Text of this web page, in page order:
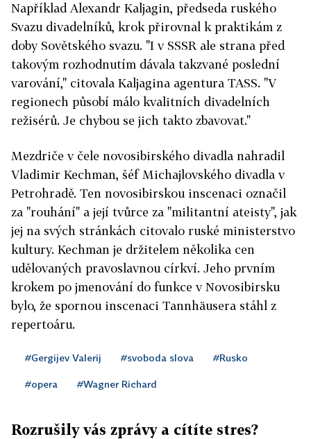
Například Alexandr Kaljagin, předseda ruského
Svazu divadelníků, krok přirovnal k praktikám z
doby Sovětského svazu. "I v SSSR ale strana před
takovým rozhodnutím dávala takzvané poslední
varování," citovala Kaljagina agentura TASS. "V
regionech působí málo kvalitních divadelních
režisérů. Je chybou se jich takto zbavovat."
Mezdriče v čele novosibirského divadla nahradil
Vladimir Kechman, šéf Michajlovského divadla v
Petrohradě. Ten novosibirskou inscenaci označil
za "rouhání" a její tvůrce za "militantní ateisty", jak
jej na svých stránkách citovalo ruské ministerstvo
kultury. Kechman je držitelem několika cen
udělovaných pravoslavnou církví. Jeho prvním
krokem po jmenování do funkce v Novosibirsku
bylo, že spornou inscenaci Tannhäusera stáhl z
repertoáru.
#Gergijev Valerij #svoboda slova #Rusko
#opera #Wagner Richard
Rozrušily vás zprávy a cítíte stres?